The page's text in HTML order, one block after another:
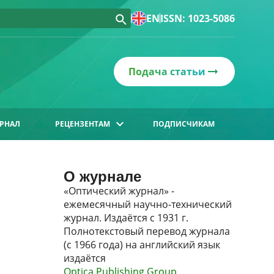
ENISSN: 1023-5086
Подача статьи
РЕЦЕНЗЕНТАМ ПОДПИСЧИКАМ
О журнале
«Оптический журнал» -
ежемесячный научно-технический
журнал. Издаётся с 1931 г.
Полнотекстовый перевод журнала
(с 1966 года) на английский язык
издаётся